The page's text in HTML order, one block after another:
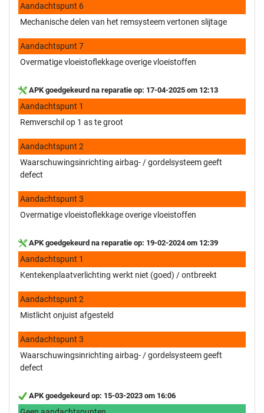
Aandachtspunt 6
Mechanische delen van het remsysteem vertonen slijtage
Aandachtspunt 7
Overmatige vloeistoflekkage overige vloeistoffen
APK goedgekeurd na reparatie op: 17-04-2025 om 12:13
Aandachtspunt 1
Remverschil op 1 as te groot
Aandachtspunt 2
Waarschuwingsinrichting airbag- / gordelsysteem geeft
defect
Aandachtspunt 3
Overmatige vloeistoflekkage overige vloeistoffen
APK goedgekeurd na reparatie op: 19-02-2024 om 12:39
Aandachtspunt 1
Kentekenplaatverlichting werkt niet (goed) / ontbreekt
Aandachtspunt 2
Mistlicht onjuist afgesteld
Aandachtspunt 3
Waarschuwingsinrichting airbag- / gordelsysteem geeft
defect
APK goedgekeurd op: 15-03-2023 om 16:06